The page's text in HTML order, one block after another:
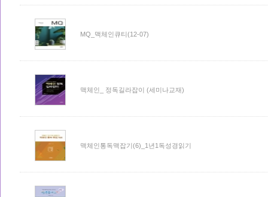
MQ_맥체인큐티(12-07)
맥체인_ 정독길라잡이 (세미나교재)
맥체인통독맥잡기(6)_1년1독성경읽기